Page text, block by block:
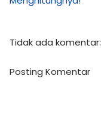
Tidak ada komentar:
Posting Komentar